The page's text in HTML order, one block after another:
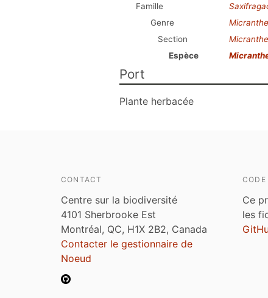
Famille
Genre
Section
Espèce
Port
Plante herbacée
CONTACT
Centre sur la biodiversité
4101 Sherbrooke Est
Montréal, QC, H1X 2B2, Canada
Contacter le gestionnaire de
Noeud
CODE
Ce
les